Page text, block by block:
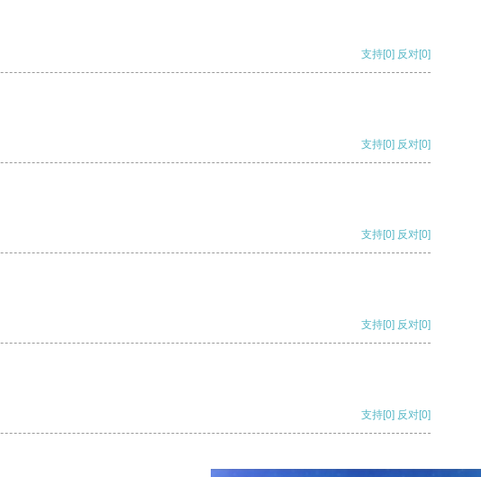
支持[0] 反对[0]
支持[0] 反对[0]
支持[0] 反对[0]
支持[0] 反对[0]
支持[0] 反对[0]